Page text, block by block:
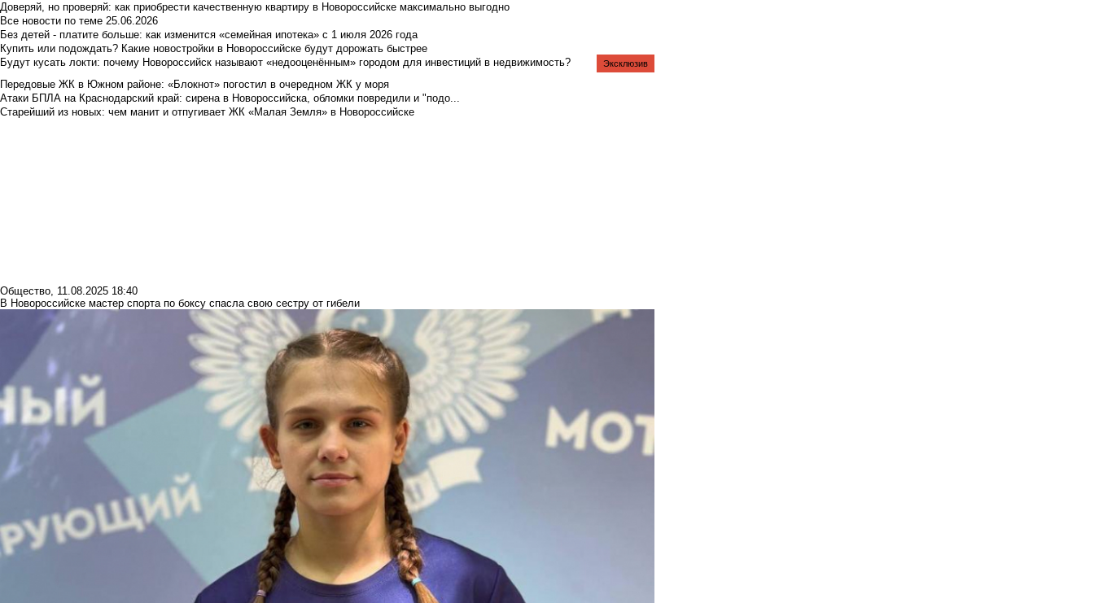
Доверяй, но проверяй: как приобрести качественную квартиру в Новороссийске максимально выгодно
Все новости по теме 25.06.2026
Без детей - платите больше: как изменится «семейная ипотека» с 1 июля 2026 года
Купить или подождать? Какие новостройки в Новороссийске будут дорожать быстрее
Будут кусать локти: почему Новороссийск называют «недооценённым» городом для инвестиций в недвижимость?
Передовые ЖК в Южном районе: «Блокнот» погостил в очередном ЖК у моря
Атаки БПЛА на Краснодарский край: сирена в Новороссийска, обломки повредили и "подо...
Старейший из новых: чем манит и отпугивает ЖК «Малая Земля» в Новороссийске
Эксклюзив
Общество, 11.08.2025 18:40
В Новороссийске мастер спорта по боксу спасла свою сестру от гибели